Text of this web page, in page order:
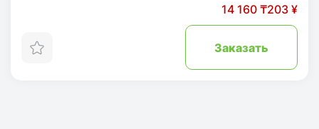
14 160 ₸203 ¥
Заказать